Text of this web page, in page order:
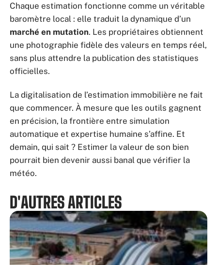
Chaque estimation fonctionne comme un véritable
baromètre local : elle traduit la dynamique d’un
marché en mutation. Les propriétaires obtiennent
une photographie fidèle des valeurs en temps réel,
sans plus attendre la publication des statistiques
officielles.
La digitalisation de l’estimation immobilière ne fait
que commencer. À mesure que les outils gagnent
en précision, la frontière entre simulation
automatique et expertise humaine s’affine. Et
demain, qui sait ? Estimer la valeur de son bien
pourrait bien devenir aussi banal que vérifier la
météo.
D'AUTRES ARTICLES